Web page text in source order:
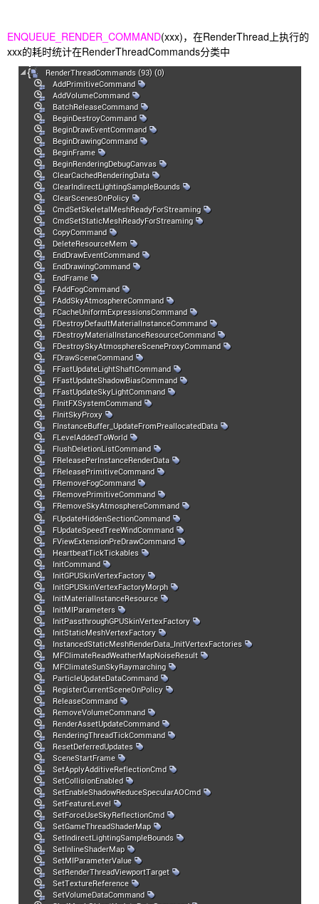
ENQUEUE_RENDER_COMMAND(xxx)，在RenderThread上执行的
xxx的耗时统计在RenderThreadCommands分类中